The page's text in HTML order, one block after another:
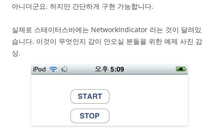
아니더군요. 하지만 간단하게 구현 가능합니다.
실제로 스테이터스바에는 NetworkIndicator 라는 것이 달려있
습니다. 이것이 무엇인지 감이 안오실 분들을 위한 예제 사진 감
상.